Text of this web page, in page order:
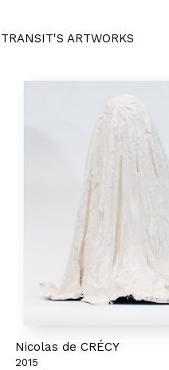
ARTWORKS
Nicolas de CRÉCY
2015